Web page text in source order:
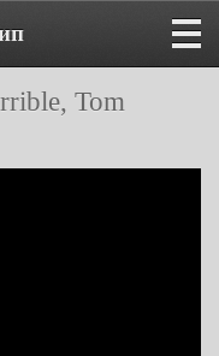
Tom